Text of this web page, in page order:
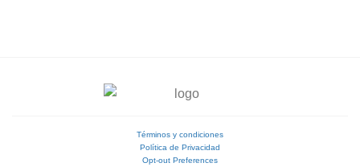
Términos y condiciones
Política de Privacidad
Opt-out Preferences